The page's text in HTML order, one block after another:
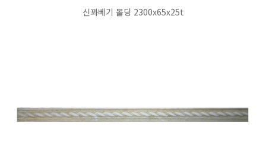
신꽈베기 몰딩 2300x65x25t